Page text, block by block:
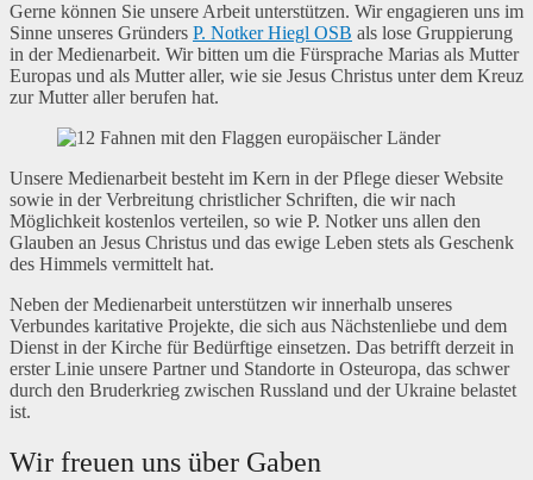
Gerne können Sie unsere Arbeit unterstützen. Wir engagieren uns im
Sinne unseres Gründers P. Notker Hiegl OSB als lose Gruppierung
in der Medienarbeit. Wir bitten um die Fürsprache Marias als Mutter
Europas und als Mutter aller, wie sie Jesus Christus unter dem Kreuz
zur Mutter aller berufen hat.
Unsere Medienarbeit besteht im Kern in der Pflege dieser Website
sowie in der Verbreitung christlicher Schriften, die wir nach
Möglichkeit kostenlos verteilen, so wie P. Notker uns allen den
Glauben an Jesus Christus und das ewige Leben stets als Geschenk
des Himmels vermittelt hat.
Neben der Medienarbeit unterstützen wir innerhalb unseres
Verbundes karitative Projekte, die sich aus Nächstenliebe und dem
Dienst in der Kirche für Bedürftige einsetzen. Das betrifft derzeit in
erster Linie unsere Partner und Standorte in Osteuropa, das schwer
durch den Bruderkrieg zwischen Russland und der Ukraine belastet
ist.
Wir freuen uns über Gaben